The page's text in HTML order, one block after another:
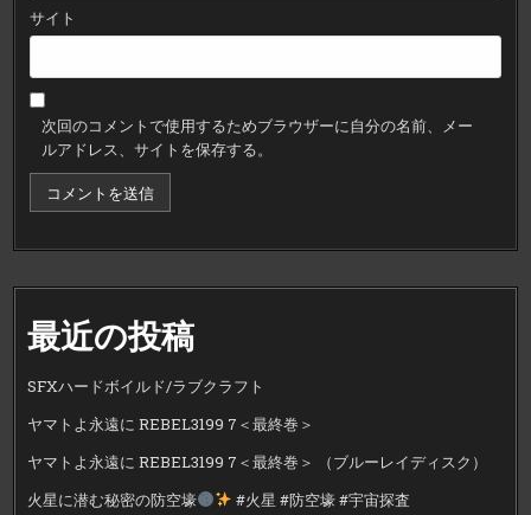
サイト
次回のコメントで使用するためブラウザーに自分の名前、メー
ルアドレス、サイトを保存する。
最近の投稿
SFXハードボイルド/ラブクラフト
ヤマトよ永遠に REBEL3199 7＜最終巻＞
ヤマトよ永遠に REBEL3199 7＜最終巻＞ （ブルーレイディスク）
火星に潜む秘密の防空壕
#火星 #防空壕 #宇宙探査